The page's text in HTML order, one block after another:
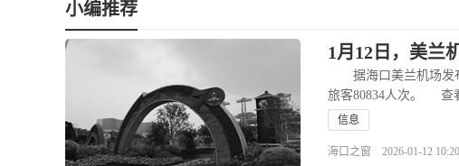
小编推荐
1月12日，美兰
据海口美兰机场发布
旅客80834人次。
查
信息
海口之窗 2026-01-12